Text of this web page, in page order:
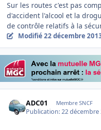
Sur les routes c'est pas
d'accident l'alcool et la
de contrôle relatifs à la
Modifié22 décembre
ADC01 Membre SNCF
Publication:22 décembre